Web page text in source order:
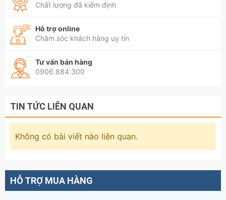
Chất lượng đã kiểm định
Hỗ trợ online
Chăm sóc khách hàng uy tín
Tư vấn bán hàng
0906.884.300
TIN TỨC LIÊN QUAN
Không có bài viết nào liên quan.
HỖ TRỢ MUA HÀNG